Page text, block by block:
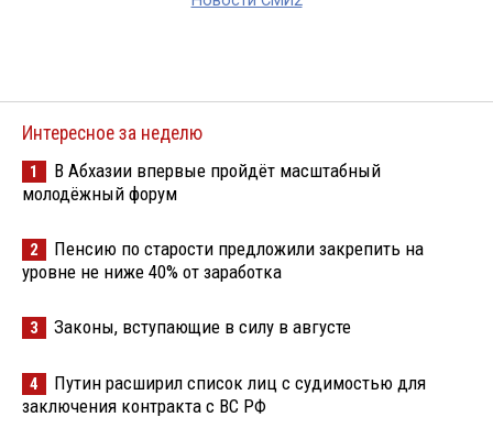
Интересное за неделю
1
В Абхазии впервые пройдёт масштабный
молодёжный форум
2
Пенсию по старости предложили закрепить на
уровне не ниже 40% от заработка
3 Законы, вступающие в силу в августе
4
Путин расширил список лиц с судимостью для
заключения контракта с ВС РФ